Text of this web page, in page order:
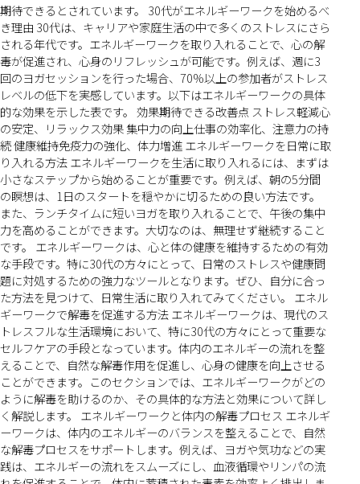
期待できるとされています。 30代がエネルギーワークを始めるべ
き理由 30代は、キャリアや家庭生活の中で多くのストレスにさら
される年代です。エネルギーワークを取り入れることで、心の解
毒が促進され、心身のリフレッシュが可能です。例えば、週に3
回のヨガセッションを行った場合、70%以上の参加者がストレス
レベルの低下を実感しています。以下はエネルギーワークの具体
的な効果を示した表です。 効果期待できる改善点 ストレス軽減心
の安定、リラックス効果 集中力の向上仕事の効率化、注意力の持
続 健康維持免疫力の強化、体力増進 エネルギーワークを日常に取
り入れる方法 エネルギーワークを生活に取り入れるには、まずは
小さなステップから始めることが重要です。例えば、朝の5分間
の瞑想は、1日のスタートを穏やかに切るための良い方法です。
また、ランチタイムに短いヨガを取り入れることで、午後の集中
力を高めることができます。大切なのは、無理せず継続すること
です。 エネルギーワークは、心と体の健康を維持するための有効
な手段です。特に30代の方々にとって、日常のストレスや健康問
題に対処するための強力なツールとなります。ぜひ、自分に合っ
た方法を見つけて、日常生活に取り入れてみてください。 エネル
ギーワークで解毒を促進する方法 エネルギーワークは、現代のス
トレスフルな生活環境において、特に30代の方々にとって重要な
セルフケアの手段となっています。体内のエネルギーの流れを整
えることで、自然な解毒作用を促進し、心身の健康を向上させる
ことができます。このセクションでは、エネルギーワークがどの
ように解毒を助けるのか、その具体的な方法と効果について詳し
く解説します。 エネルギーワークと体内の解毒プロセス エネルギ
ーワークは、体内のエネルギーのバランスを整えることで、自然
な解毒プロセスをサポートします。例えば、ヨガや気功などの実
践は、エネルギーの流れをスムーズにし、血液循環やリンパの流